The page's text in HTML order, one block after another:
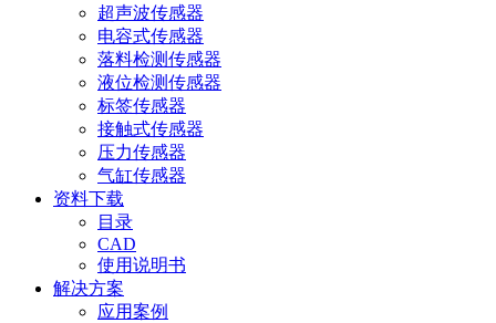
超声波传感器
电容式传感器
落料检测传感器
液位检测传感器
标签传感器
接触式传感器
压力传感器
气缸传感器
资料下载
目录
CAD
使用说明书
解决方案
应用案例